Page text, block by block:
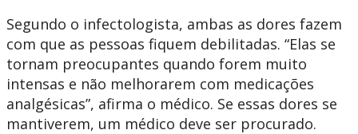
Segundo o infectologista, ambas as dores fazem
com que as pessoas fiquem debilitadas. “Elas se
tornam preocupantes quando forem muito
intensas e não melhorarem com medicações
analgésicas”, afirma o médico. Se essas dores se
mantiverem, um médico deve ser procurado.